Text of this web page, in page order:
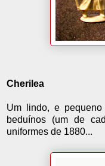
Cherilea
Um lindo, e
beduínos (um de
uniformes de 1880...